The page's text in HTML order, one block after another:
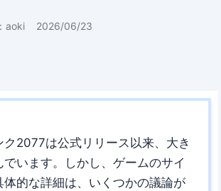
aoki 2026/06/23
ク2077は公式リリース以来、大き
でいます。しかし、ゲームのサイ
体的な詳細は、いくつかの議論が